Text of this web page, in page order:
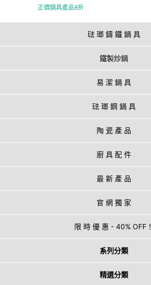
正價鍋具產品8折
琺 瑯 鑄 鐵 鍋 具
鐵製炒鍋
易 潔 鍋 具
琺 瑯 鋼 鍋 具
陶 瓷 產 品
廚 具 配 件
最 新 產 品
官 網 獨 家
限 時 優 惠 - 40% OFF！
系列分類
精選分類